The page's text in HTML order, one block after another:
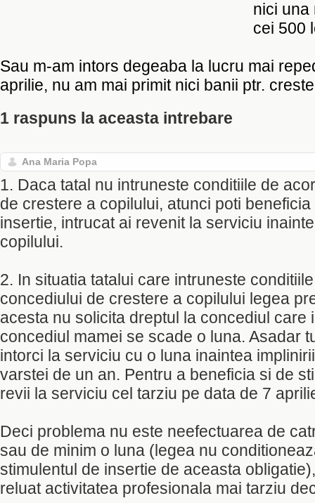
nici una
cei 500
Sau m-am intors degeaba la lucru mai
aprilie, nu am mai primit nici banii ptr.
1 raspuns la aceasta intrebare
Ana Maria Popa
1. Daca tatal nu intruneste conditiile de
de crestere a copilului, atunci poti
insertie, intrucat ai revenit la serviciu
copilului.
2. In situatia tatalui care intruneste
concediului de crestere a copilului legea
acesta nu solicita dreptul la concediul care
concediul mamei se scade o luna. Asadar
intorci la serviciu cu o luna inaintea
varstei de un an. Pentru a beneficia si de
revii la serviciu cel tarziu pe data de 7
Deci problema nu este neefectuarea de
sau de minim o luna (legea nu
stimulentul de insertie de aceasta
reluat activitatea profesionala mai tarziu